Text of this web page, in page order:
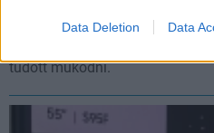
Data Deletion Data
| 2026.05.30 09:58
tudott működni.